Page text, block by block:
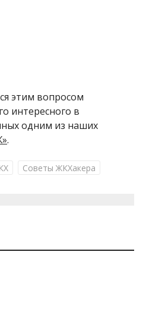
этим вопросом
интересного в
одним из наших
.
Советы ЖКХакера